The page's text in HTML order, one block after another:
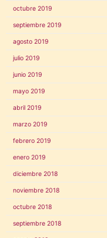
octubre 2019
septiembre 2019
agosto 2019
julio 2019
junio 2019
mayo 2019
abril 2019
marzo 2019
febrero 2019
enero 2019
diciembre 2018
noviembre 2018
octubre 2018
septiembre 2018